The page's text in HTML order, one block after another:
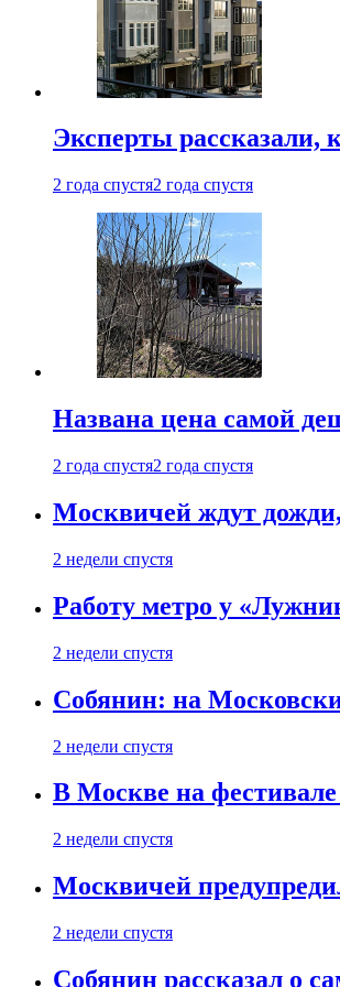
Эксперты рассказали,
2 года спустя2 года спустя
Названа цена самой
2 года спустя2 года спустя
Москвичей ждут
2 недели спустя
Работу метро у
2 недели спустя
Собянин: на
2 недели спустя
В Москве на
2 недели спустя
Москвичей
2 недели спустя
Собянин рассказал о